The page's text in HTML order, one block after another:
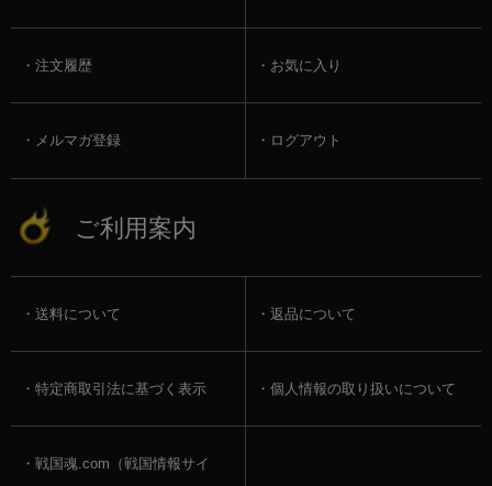
注文履歴 お気に入り
メルマガ登録 ログアウト
ご利用案内
送料について 返品について
特定商取引法に基づく表示 個人情報の取り扱いについて
戦国魂.com（戦国情報サイ